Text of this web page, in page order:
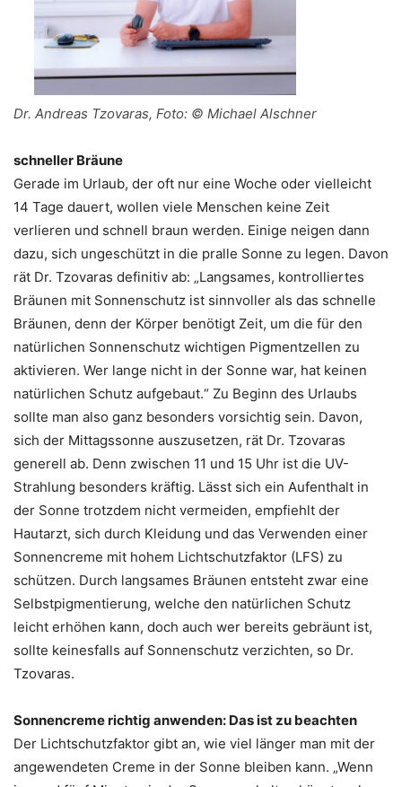
Dr. Andreas Tzovaras, Foto: © Michael Alschner
schneller Bräune
Gerade im Urlaub, der oft nur eine Woche oder vielleicht
14 Tage dauert, wollen viele Menschen keine Zeit
verlieren und schnell braun werden. Einige neigen dann
dazu, sich ungeschützt in die pralle Sonne zu legen. Davon
rät Dr. Tzovaras definitiv ab: „Langsames, kontrolliertes
Bräunen mit Sonnenschutz ist sinnvoller als das schnelle
Bräunen, denn der Körper benötigt Zeit, um die für den
natürlichen Sonnenschutz wichtigen Pigmentzellen zu
aktivieren. Wer lange nicht in der Sonne war, hat keinen
natürlichen Schutz aufgebaut.“ Zu Beginn des Urlaubs
sollte man also ganz besonders vorsichtig sein. Davon,
sich der Mittagssonne auszusetzen, rät Dr. Tzovaras
generell ab. Denn zwischen 11 und 15 Uhr ist die UV-
Strahlung besonders kräftig. Lässt sich ein Aufenthalt in
der Sonne trotzdem nicht vermeiden, empfiehlt der
Hautarzt, sich durch Kleidung und das Verwenden einer
Sonnencreme mit hohem Lichtschutzfaktor (LFS) zu
schützen. Durch langsames Bräunen entsteht zwar eine
Selbstpigmentierung, welche den natürlichen Schutz
leicht erhöhen kann, doch auch wer bereits gebräunt ist,
sollte keinesfalls auf Sonnenschutz verzichten, so Dr.
Tzovaras.
Sonnencreme richtig anwenden: Das ist zu beachten
Der Lichtschutzfaktor gibt an, wie viel länger man mit der
angewendeten Creme in der Sonne bleiben kann. „Wenn